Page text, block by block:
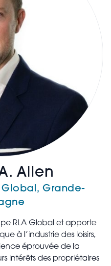
Allen
Global, Grande-
RLA Global et apporte
à l’industrie des loisirs,
éprouvée de la
intérêts des propriétaires